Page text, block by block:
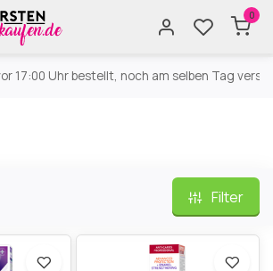
0
17:00 Uhr bestellt, noch am selben Tag
Filter